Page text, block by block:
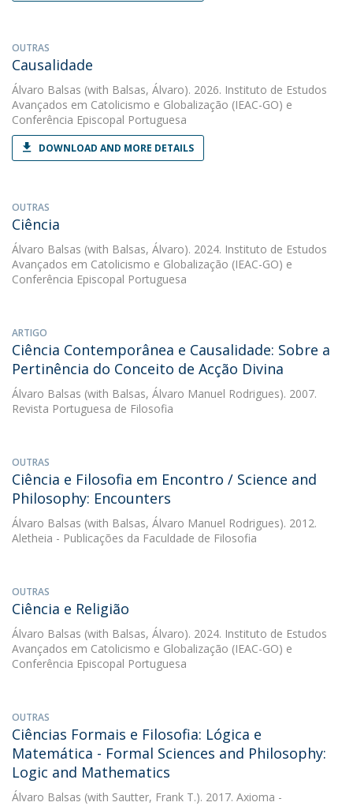
OUTRAS
Causalidade
Álvaro Balsas (with Balsas, Álvaro). 2026. Instituto de Estudos
Avançados em Catolicismo e Globalização (IEAC-GO) e
Conferência Episcopal Portuguesa
DOWNLOAD AND MORE DETAILS
OUTRAS
Ciência
Álvaro Balsas (with Balsas, Álvaro). 2024. Instituto de Estudos
Avançados em Catolicismo e Globalização (IEAC-GO) e
Conferência Episcopal Portuguesa
ARTIGO
Ciência Contemporânea e Causalidade: Sobre a
Pertinência do Conceito de Acção Divina
Álvaro Balsas (with Balsas, Álvaro Manuel Rodrigues). 2007.
Revista Portuguesa de Filosofia
OUTRAS
Ciência e Filosofia em Encontro / Science and
Philosophy: Encounters
Álvaro Balsas (with Balsas, Álvaro Manuel Rodrigues). 2012.
Aletheia - Publicações da Faculdade de Filosofia
OUTRAS
Ciência e Religião
Álvaro Balsas (with Balsas, Álvaro). 2024. Instituto de Estudos
Avançados em Catolicismo e Globalização (IEAC-GO) e
Conferência Episcopal Portuguesa
OUTRAS
Ciências Formais e Filosofia: Lógica e
Matemática - Formal Sciences and Philosophy:
Logic and Mathematics
Álvaro Balsas (with Sautter, Frank T.). 2017. Axioma -